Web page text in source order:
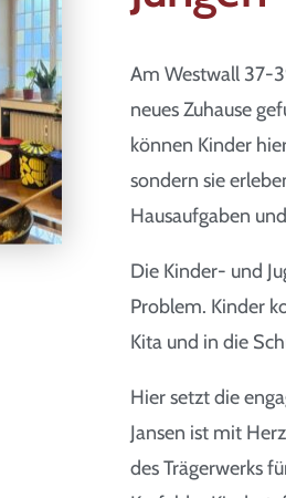
Am Westwall 37-
neues Zuhause
können Kinder
sondern sie
Hausaufgaben
Die Kinder- und
Problem. Kinder
Kita und in die
Hier setzt die
Jansen ist mit
des Trägerwerks